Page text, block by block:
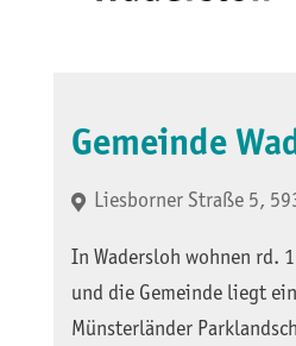
Gemeinde
Liesborner Straße 5,
In Wadersloh wohnen rd.
und die Gemeinde liegt
Münsterländer